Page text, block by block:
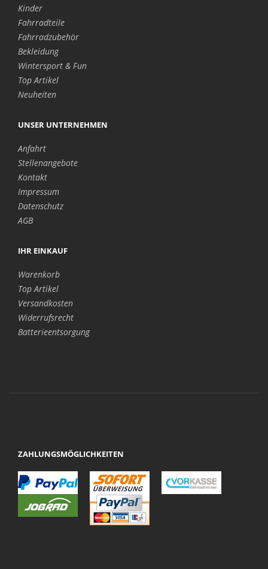
Kinder
Fahrradteile
Fahrradzubehör
Bekleidung
Wintersport & Fun
Top Artikel
Neuheiten
UNSER UNTERNEHMEN
Anfahrt
Stellenangebote
Kontakt
Impressum
Datenschutz
AGB
IHR EINKAUF
Warenkorb
Top Artikel
Versandkosten
Widerrufsrecht
Batterieentsorgung
ZAHLUNGSMÖGLICHKEITEN